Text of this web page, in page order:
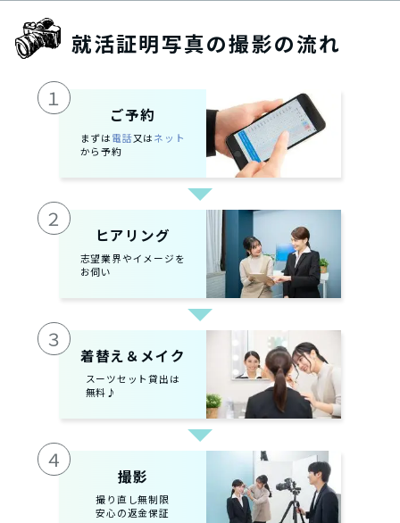
就活証明写真の撮影の流れ
１
ご予約
まずは 電話又は ネット
から予約
２
ヒアリング
志望業界やイメージを
お伺い
３
着替え＆メイク
スーツセット貸出は
無料♪
４
撮影
撮り直し無制限
安心の返金保証